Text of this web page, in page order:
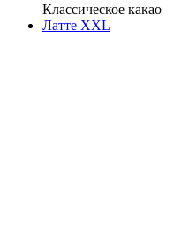
Классическое какао
Латте XXL